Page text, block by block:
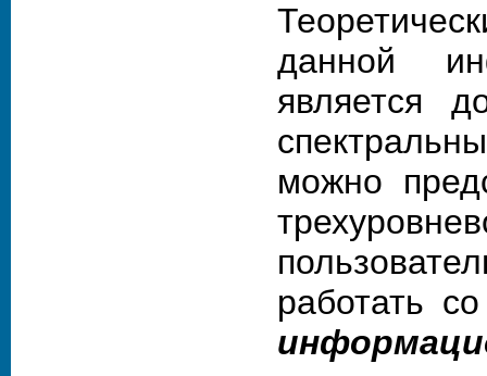
данной
является
можно
работать